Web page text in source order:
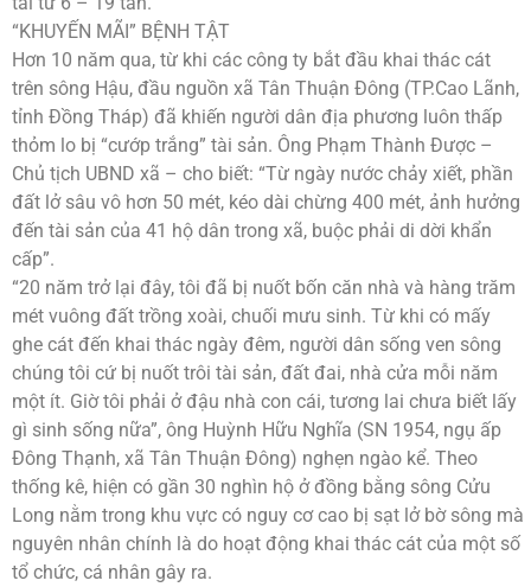
“KHUYẾN MÃI” BỆNH TẬT
Hơn 10 năm qua, từ khi các công ty bắt đầu khai thác cát
trên sông Hậu, đầu nguồn xã Tân Thuận Đông (TP.Cao Lãnh,
tỉnh Đồng Tháp) đã khiến người dân địa phương luôn thấp
thỏm lo bị “cướp trắng” tài sản. Ông Phạm Thành Được –
Chủ tịch UBND xã – cho biết: “Từ ngày nước chảy xiết, phần
đất lở sâu vô hơn 50 mét, kéo dài chừng 400 mét, ảnh hưởng
đến tài sản của 41 hộ dân trong xã, buộc phải di dời khẩn
cấp”.
“20 năm trở lại đây, tôi đã bị nuốt bốn căn nhà và hàng trăm
mét vuông đất trồng xoài, chuối mưu sinh. Từ khi có mấy
ghe cát đến khai thác ngày đêm, người dân sống ven sông
chúng tôi cứ bị nuốt trôi tài sản, đất đai, nhà cửa mỗi năm
một ít. Giờ tôi phải ở đậu nhà con cái, tương lai chưa biết lấy
gì sinh sống nữa”, ông Huỳnh Hữu Nghĩa (SN 1954, ngụ ấp
Đông Thạnh, xã Tân Thuận Đông) nghẹn ngào kể. Theo
thống kê, hiện có gần 30 nghìn hộ ở đồng bằng sông Cửu
Long nằm trong khu vực có nguy cơ cao bị sạt lở bờ sông mà
nguyên nhân chính là do hoạt động khai thác cát của một số
tổ chức, cá nhân gây ra.